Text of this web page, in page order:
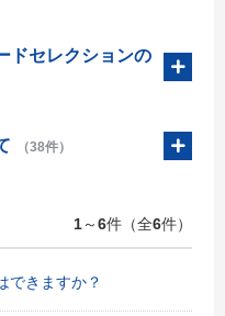
ドセレクションの
（38件）
1～6件（全6件）
できますか？